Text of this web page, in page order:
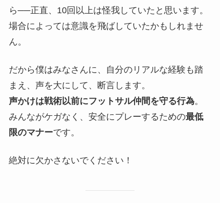
ら──正直、10回以上は怪我していたと思います。
場合によっては意識を飛ばしていたかもしれませ
ん。
だから僕はみなさんに、自分のリアルな経験も踏
まえ、声を大にして、断言します。
声かけは戦術以前にフットサル仲間を守る行為。
みんながケガなく、安全にプレーするための最低
限のマナーです。
絶対に欠かさないでください！